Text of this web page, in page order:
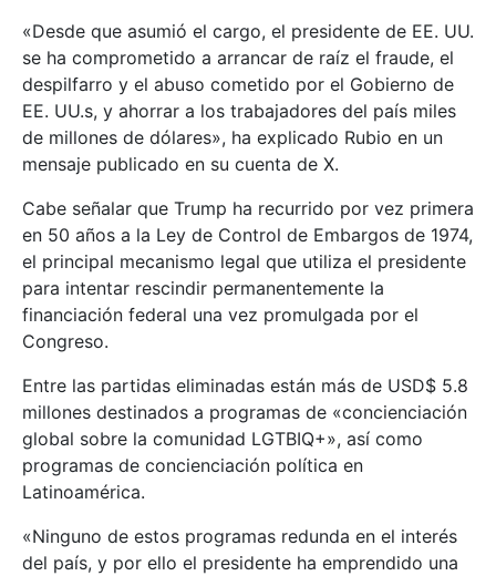
«Desde que asumió el cargo, el presidente de EE. UU.
se ha comprometido a arrancar de raíz el fraude, el
despilfarro y el abuso cometido por el Gobierno de
EE. UU.s, y ahorrar a los trabajadores del país miles
de millones de dólares», ha explicado Rubio en un
mensaje publicado en su cuenta de X.
Cabe señalar que Trump ha recurrido por vez primera
en 50 años a la Ley de Control de Embargos de 1974,
el principal mecanismo legal que utiliza el presidente
para intentar rescindir permanentemente la
financiación federal una vez promulgada por el
Congreso.
Entre las partidas eliminadas están más de USD$ 5.8
millones destinados a programas de «concienciación
global sobre la comunidad LGTBIQ+», así como
programas de concienciación política en
Latinoamérica.
«Ninguno de estos programas redunda en el interés
del país, y por ello el presidente ha emprendido una